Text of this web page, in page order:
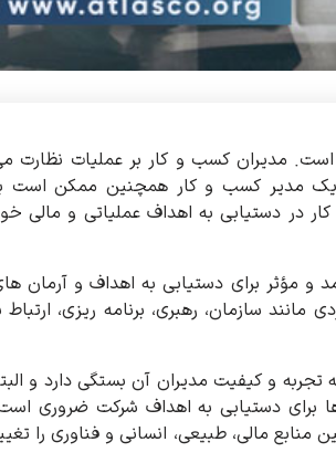
مدیران کسب و کار بر عملیات نظارت
یک مدیر کسب و کار همچنین ممکن است
در دستیابی به اهداف عملیاتی و مالی
و مؤثر برای دستیابی به اهداف و آرمان
سازمان، رهبری، برنامه ریزی، ارتباط
و کیفیت مدیران آن بستگی دارد و
برای دستیابی به اهداف شرکت ضروری
منابع مالی، طبیعی، انسانی و فناوری را